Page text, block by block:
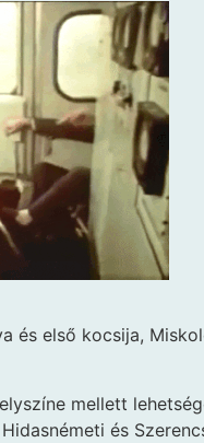
és első kocsija,
mellett
és